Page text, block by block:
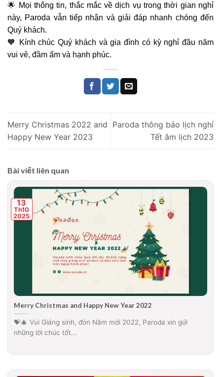
🌟 Mọi thông tin, thắc mắc về dịch vụ trong thời gian nghỉ
này, Paroda vẫn tiếp nhận và giải đáp nhanh chóng đến
Quý khách.
🧡 Kính chúc Quý khách và gia đình có kỳ nghỉ đầu năm
vui vẻ, đầm ấm và hạnh phúc.
Merry Christmas 2022 and
Happy New Year 2023
Paroda thông báo lịch nghỉ
Tết âm lịch 2023
Bài viết liên quan
Merry Christmas and Happy New Year 2022
💝🎄 Vui Giáng sinh, đón Năm mới 2022, Paroda xin gửi
những lời chúc tốt...
13
Th10
2025